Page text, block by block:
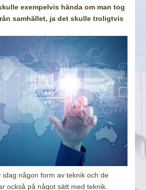
exempelvis hända om man tog
samhället, ja det skulle troligtvis
idag någon form av teknik och de
också på något sätt med teknik.